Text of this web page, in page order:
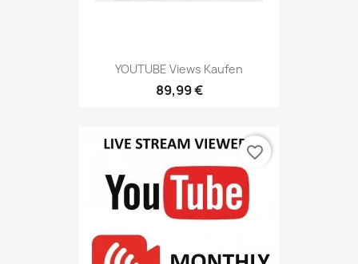
YOUTUBE Views Kaufen
89,99 €
favorite_border